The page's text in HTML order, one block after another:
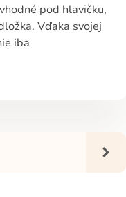
pod hlavičku,
Vďaka svojej
iba